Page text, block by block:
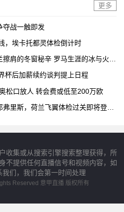
更多
夺战一触即发
，埃卡托都灵体检倒计时
肩的冬窗秘辛 罗马生涯的冰与火之
杯后加薪续约谈判提上日程
松口放人 转会费或低至200万欧
里斯，荷兰飞翼体检过关即将登陆
收集或从搜索引擎搜索整理获得，所
不提供任何直播信号和视频内容，如
们，我们会第一时间处理
Reserved 意甲直播 版权所有